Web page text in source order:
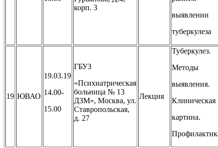
корп. 3
выявлении
туберкулеза
19 ЮВАО
19.03.19
14.00-
15.00
ГБУЗ
«Психиатрическая
больница № 13
ДЗМ», Москва, ул.
Ставропольская,
д. 27
Лекция
Туберкулез.
Методы
выявления.
Клиническая
картина.